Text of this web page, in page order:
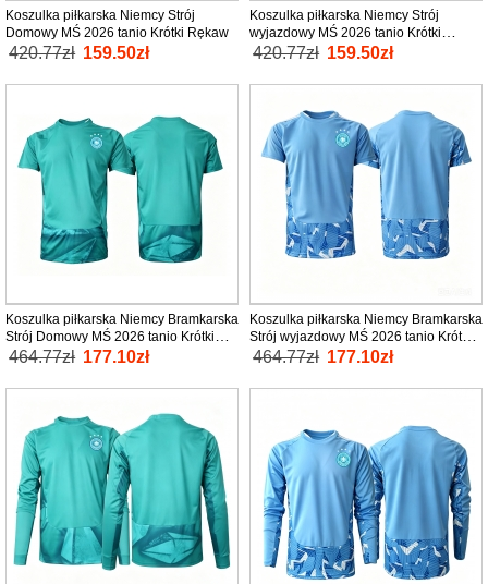
Koszulka piłkarska Niemcy Strój
Domowy MŚ 2026 tanio Krótki Rękaw
420.77zł 159.50zł
Koszulka piłkarska Niemcy Strój
wyjazdowy MŚ 2026 tanio Krótki
Rękaw
420.77zł 159.50zł
Koszulka piłkarska Niemcy Bramkarska
Strój Domowy MŚ 2026 tanio Krótki
Rękaw
464.77zł 177.10zł
Koszulka piłkarska Niemcy Bramkarska
Strój wyjazdowy MŚ 2026 tanio Krótki
Rękaw
464.77zł 177.10zł